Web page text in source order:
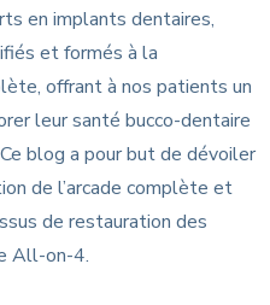
en implants dentaires,
et formés à la
offrant à nos patients un
leur santé bucco-dentaire
blog a pour but de dévoiler
de l’arcade complète et
de restauration des
All-on-4.